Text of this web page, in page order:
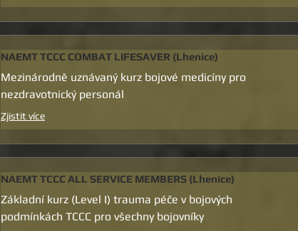
NAEMT TCCC COMBAT LIFESAVER (Lhenice)
Mezinárodně uznávaný kurz bojové medicíny pro
nezdravotnický personál
Zjistit více
NAEMT TCCC ALL SERVICE MEMBERS (Lhenice)
Základní kurz (Level I) trauma péče v bojových
podmínkách TCCC pro všechny bojovníky